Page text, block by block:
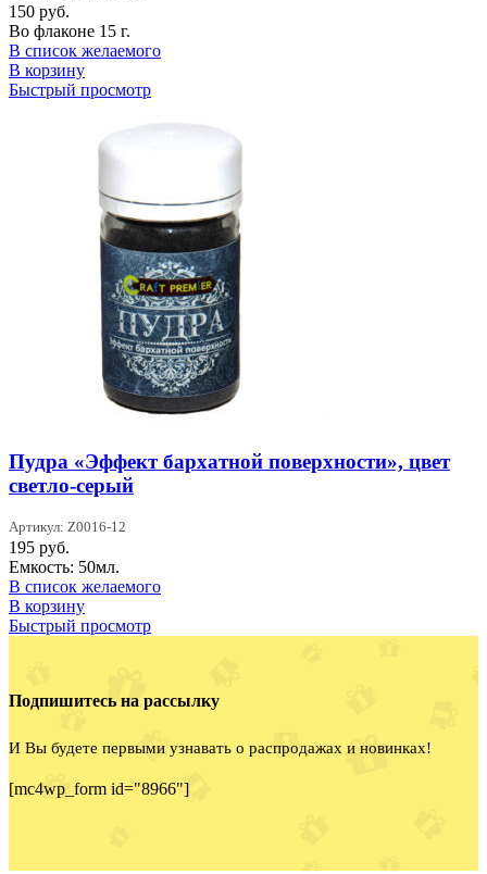
150 руб.
Во флаконе 15 г.
В список желаемого
В корзину
Быстрый просмотр
Пудра «Эффект бархатной поверхности», цвет
светло-серый
Артикул: Z0016-12
195 руб.
Емкость: 50мл.
В список желаемого
В корзину
Быстрый просмотр
Подпишитесь на рассылку
И Вы будете первыми узнавать о распродажах и новинках!
[mc4wp_form id="8966"]